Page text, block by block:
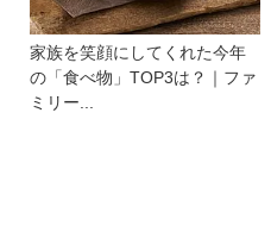
家族を笑顔にしてくれた今年
の「食べ物」TOP3は？｜ファ
ミリー...